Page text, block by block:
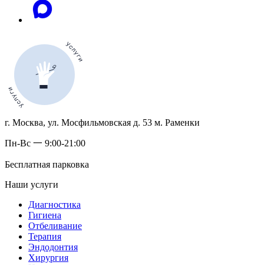
г. Москва, ул. Мосфильмовская д. 53 м. Раменки
Пн-Вс 一 9:00-21:00
Бесплатная парковка
Наши услуги
Диагностика
Гигиена
Отбеливание
Терапия
Эндодонтия
Хирургия